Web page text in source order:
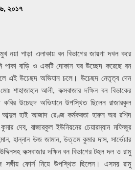
২০১৭
নয়া পাড়া এলাকায় বন বিভাগের জায়গা দখল করে
পাকা বাড়ি ও একটি দোকান ঘর উচ্ছেদ করেছে বন
এই উচেছদ অভিযান চলে। উচেছদ নেতৃত্ব দেন
মোঃ শাহাজাহান আলী, কক্সবাজার দক্ষিন বন বিভাকের
কবির উচেছদ অভিযানে উপস্থিত ছিলেন রাজারকুল
হাই আজাদ রেণ্জ কর্মকরতা হারুন অর রশিদ
দেব, রাজারকুল ইউনিয়নের চেয়ারম্যান মফিজুর
হান্নান উজ জামান, উত্তম কুমার দাস, সার্ভেয়ার
কক্সবাজার দক্ষিন বন বিভাগের টহল দল ও রামু
ফোর্স নিয়ে উপস্থিত ছিলেন। এসময় রামু